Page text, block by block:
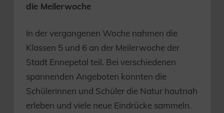
die Meilerwoche
In der vergangenen Woche nahmen die
Klassen 5 und 6 an der Meilerwoche der
Stadt Ennepetal teil. Bei verschiedenen
spannenden Angeboten konnten die
Schülerinnen und Schüler die Natur hautnah
erleben und viele neue Eindrücke sammeln.